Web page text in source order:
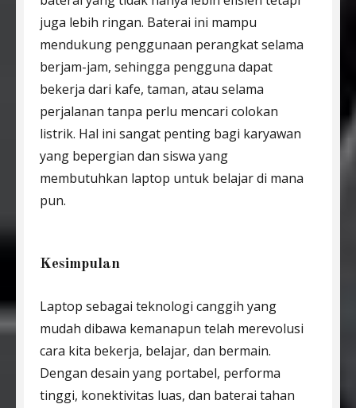
juga lebih ringan. Baterai ini mampu
mendukung penggunaan perangkat selama
berjam-jam, sehingga pengguna dapat
bekerja dari kafe, taman, atau selama
perjalanan tanpa perlu mencari colokan
listrik. Hal ini sangat penting bagi karyawan
yang bepergian dan siswa yang
membutuhkan laptop untuk belajar di mana
pun.
Kesimpulan
Laptop sebagai teknologi canggih yang
mudah dibawa kemanapun telah merevolusi
cara kita bekerja, belajar, dan bermain.
Dengan desain yang portabel, performa
tinggi, konektivitas luas, dan baterai tahan